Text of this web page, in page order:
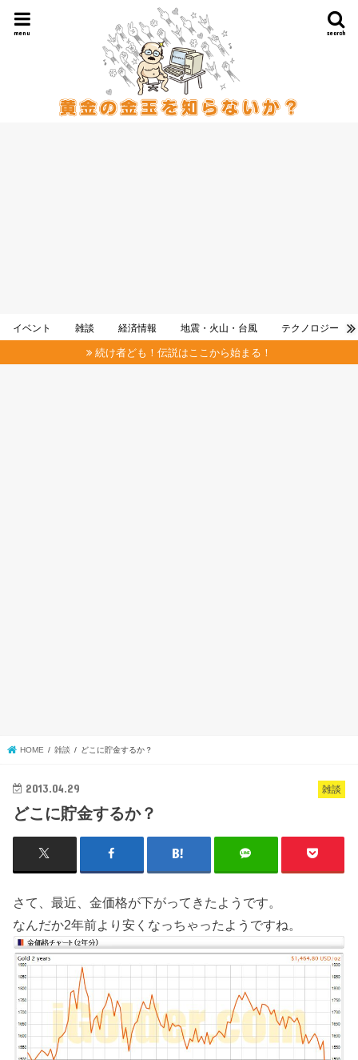
search
menu
イベント 雑談 経済情報 地震・火山・台風 テクノロジー
続け者ども！伝説はここから始まる！
HOME 雑談 どこに貯金するか？
雑談
2013.04.29
どこに貯金するか？
さて、最近、金価格が下がってきたようです。
なんだか2年前より安くなっちゃったようですね。